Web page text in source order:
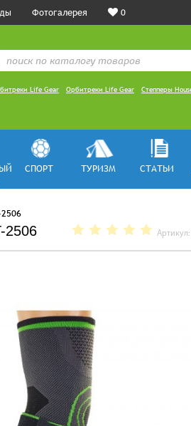
Фотогалерея 0
Life Gear Орбитреки Life Gear Степперы
СПОРТ ТУРИЗМ СТАТЬИ
2506 Артикул: